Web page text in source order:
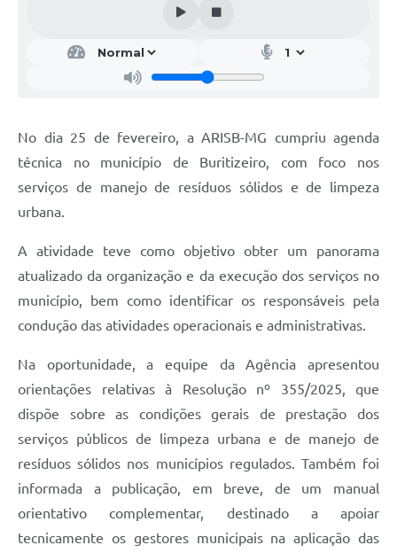
No dia 25 de fevereiro, a ARISB-MG cumpriu agenda
técnica no município de Buritizeiro, com foco nos
serviços de manejo de resíduos sólidos e de limpeza
urbana.
A atividade teve como objetivo obter um panorama
atualizado da organização e da execução dos serviços no
município, bem como identificar os responsáveis pela
condução das atividades operacionais e administrativas.
Na oportunidade, a equipe da Agência apresentou
orientações relativas à Resolução nº 355/2025, que
dispõe sobre as condições gerais de prestação dos
serviços públicos de limpeza urbana e de manejo de
resíduos sólidos nos municípios regulados. Também foi
informada a publicação, em breve, de um manual
orientativo complementar, destinado a apoiar
tecnicamente os gestores municipais na aplicação das